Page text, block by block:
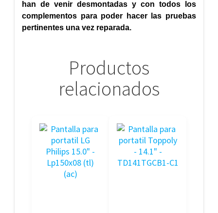
han de venir desmontadas y con todos los
complementos para poder hacer las pruebas
pertinentes una vez reparada.
Productos
relacionados